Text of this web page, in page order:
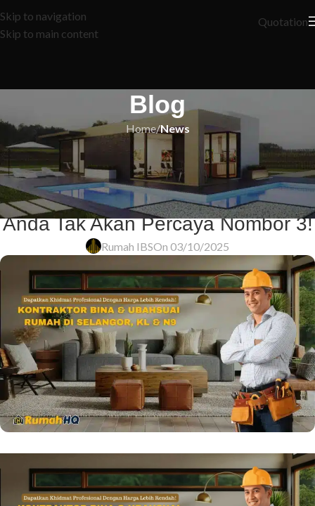
Skip to navigation
Skip to main content
Quotation
Blog
Home/News
NEWS
5 Rahsia Renovasi Rumah yang
Akan Buat Jiran Anda Cemburu!
Anda Tak Akan Percaya Nombor 3!
Rumah IBSOn 03/10/2025